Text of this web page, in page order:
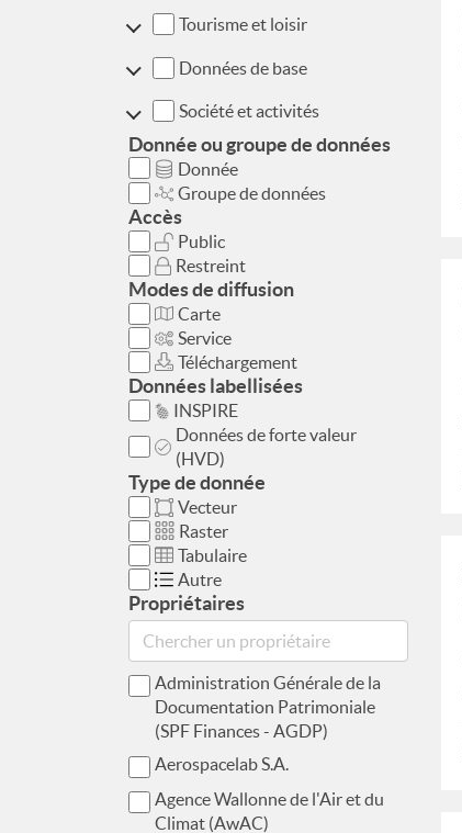
Tourisme et loisir
Données de base
Société et activités
Donnée ou groupe de données
Donnée
Groupe de données
Accès
Public
Restreint
Modes de diffusion
Carte
Service
Téléchargement
Données labellisées
INSPIRE
Données de forte valeur
(HVD)
Type de donnée
Vecteur
Raster
Tabulaire
Autre
Propriétaires
Administration Générale de la
Documentation Patrimoniale
(SPF Finances - AGDP)
Aerospacelab S.A.
Agence Wallonne de l'Air et du
Climat (AwAC)